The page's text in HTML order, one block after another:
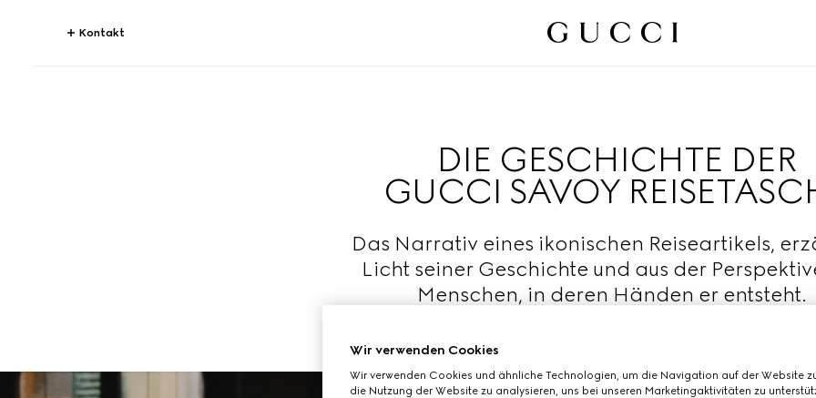
Kontakt
DIE GESCHICHTE DER
GUCCI SAVOY
Das Narrativ eines ikonischen Reiseartikels,
Licht seiner Geschichte und aus der
Menschen, in deren Händen er entsteht.
Wir verwenden Cookies
Wir verwenden Cookies und ähnliche Technologien, um die Navigation auf der Website
die Nutzung der Website zu analysieren, uns bei unseren Marketingaktivitäten zu